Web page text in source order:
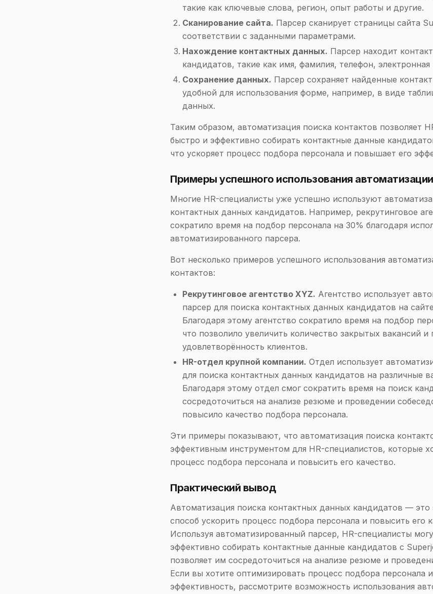
такие как ключевые слова, регион, опыт работы и другие.
Сканирование сайта. Парсер сканирует страницы сайта
соответствии с заданными параметрами.
Нахождение контактных данных. Парсер находит
кандидатов, такие как имя, фамилия, телефон, электронная
Сохранение данных. Парсер сохраняет найденные
удобной для использования форме, например, в виде
данных.
Таким образом, автоматизация поиска контактов позволяет
быстро и эффективно собирать контактные данные
что ускоряет процесс подбора персонала и повышает его
Примеры успешного использования автоматизации
Многие HR-специалисты уже успешно используют
контактных данных кандидатов. Например, рекрутинговое
сократило время на подбор персонала на 30% благодаря
автоматизированного парсера.
Вот несколько примеров успешного использования
контактов:
Рекрутинговое агентство XYZ. Агентство использует
парсер для поиска контактных данных кандидатов на
Благодаря этому агентство сократило время на подбор
что позволило увеличить количество закрытых вакансий и
удовлетворённость клиентов.
HR-отдел крупной компании. Отдел использует
для поиска контактных данных кандидатов на различные
Благодаря этому отдел смог сократить время на поиск
сосредоточиться на анализе резюме и проведении
повысило качество подбора персонала.
Эти примеры показывают, что автоматизация поиска
эффективным инструментом для HR-специалистов, которые
процесс подбора персонала и повысить его качество.
Практический вывод
Автоматизация поиска контактных данных кандидатов —
способ ускорить процесс подбора персонала и повысить его
Используя автоматизированный парсер, HR-специалисты
эффективно собирать контактные данные кандидатов с
позволяет им сосредоточиться на анализе резюме и
Если вы хотите оптимизировать процесс подбора персонала
эффективность, рассмотрите возможность использования